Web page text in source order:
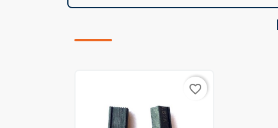
favorite_border